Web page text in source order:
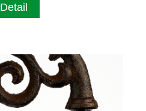
Detail